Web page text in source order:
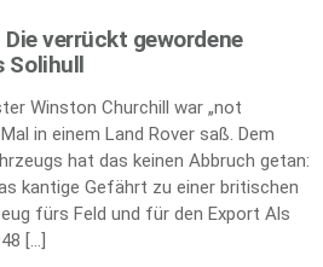
verrückt gewordene
Solihull
Winston Churchill war „not
in einem Land Rover saß. Dem
hat das keinen Abbruch getan:
kantige Gefährt zu einer britischen
fürs Feld und für den Export Als
[…]